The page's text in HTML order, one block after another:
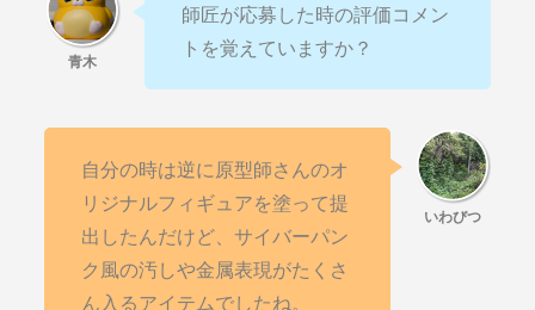
師匠が応募した時の評価コメン
トを覚えていますか？
自分の時は逆に原型師さんのオ
リジナルフィギュアを塗って提
出したんだけど、サイバーパン
ク風の汚しや金属表現がたくさ
ん入るアイテムでしたね。